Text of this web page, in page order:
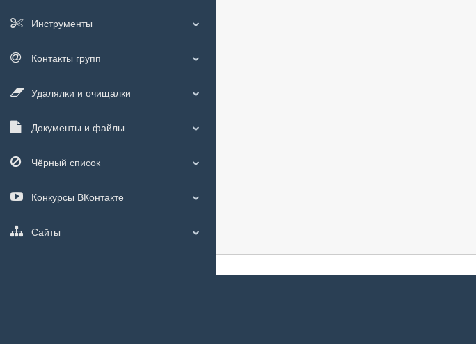
Инструменты
Контакты групп
Удалялки и очищалки
Документы и файлы
Чёрный список
Конкурсы ВКонтакте
Сайты